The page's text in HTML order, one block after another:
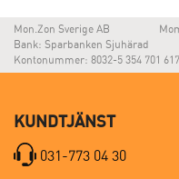
Mon.Zon Sverige AB
Bank: Sparbanken Sjuhärad
Kontonummer: 8032-5 354 701
KUNDTJÄNST
031-773 04 30